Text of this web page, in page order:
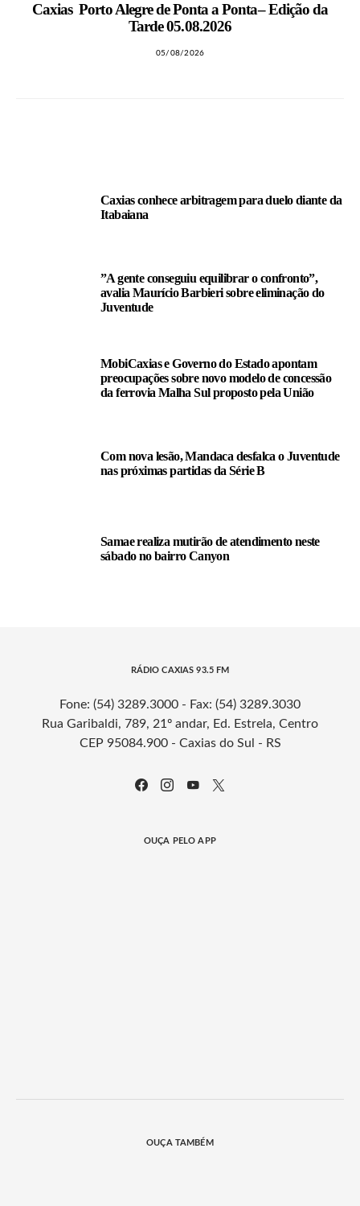
Caxias Porto Alegre de Ponta a Ponta– Edição da
Tarde 05.08.2026
05/08/2026
Caxias conhece arbitragem para duelo diante da
Itabaiana
”A gente conseguiu equilibrar o confronto”,
avalia Maurício Barbieri sobre eliminação do
Juventude
MobiCaxias e Governo do Estado apontam
preocupações sobre novo modelo de concessão
da ferrovia Malha Sul proposto pela União
Com nova lesão, Mandaca desfalca o Juventude
nas próximas partidas da Série B
Samae realiza mutirão de atendimento neste
sábado no bairro Canyon
RÁDIO CAXIAS 93.5 FM
Fone: (54) 3289.3000 - Fax: (54) 3289.3030
Rua Garibaldi, 789, 21º andar, Ed. Estrela, Centro
CEP 95084.900 - Caxias do Sul - RS
OUÇA PELO APP
OUÇA TAMBÉM